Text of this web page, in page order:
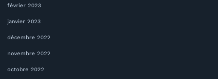
février 2023
janvier 2023
décembre 2022
novembre 2022
octobre 2022